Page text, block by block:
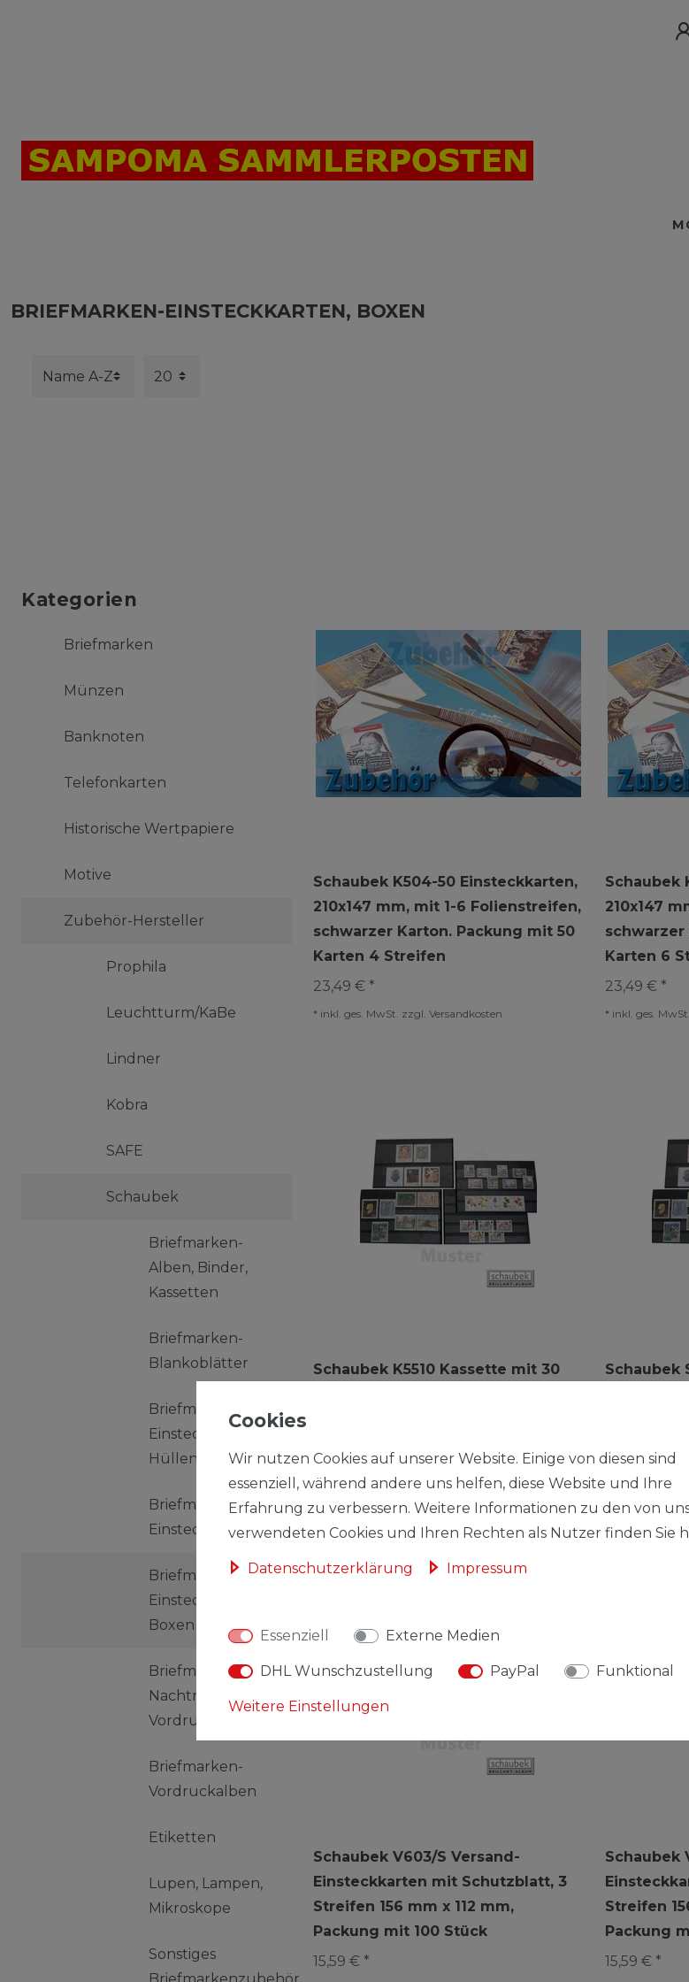
BRIEFMARKEN-EINSTECKKARTEN, BOXEN
Kategorien
Briefmarken
Münzen
Banknoten
Telefonkarten
Historische Wertpapiere
Motive
Zubehör-Hersteller
Prophila
Leuchtturm/KaBe
Lindner
Kobra
SAFE
Schaubek
Briefmarken-
Alben, Binder,
Kassetten
Briefmarken-
Blankoblätter
Briefmarken-
Einsteckblätter,
Hüllen
Briefmarken-
Einsteckbücher
Briefmarken-
Einsteckkarten,
Boxen
Briefmarken-
Nachträge,
Vordrucke
Briefmarken-
Vordruckalben
Etiketten
Lupen, Lampen,
Mikroskope
Sonstiges
Schaubek K504-50 Einsteckkarten,
210x147 mm, mit 1-6 Folienstreifen,
schwarzer Karton. Packung mit 50
Karten 4 Streifen
23,49 € *
* inkl. ges. MwSt. zzgl. Versandkosten
Schaubek
210x147
schwarzer
Karten 6
23,49 € *
* inkl. ges. MwSt.
Schaubek K5510 Kassette mit 30
*inkl. ges. MwSt. Versandkosten
Schaubek
* inkl. ges. MwSt.
Schaubek V603/S Versand-
Einsteckkarten mit Schutzblatt, 3
Streifen 156 mm x 112 mm,
Packung mit 100 Stück
15,59 € *
Schaubek
Streifen
Packung
15,59 € *
Cookies
Wir nutzen Cookies auf unserer Website. Einige von diesen sind
essenziell, während andere uns helfen, diese Website und Ihre
Erfahrung zu verbessern. Weitere Informationen zu den von
verwendeten Cookies und Ihren Rechten als Nutzer finden Sie
Daten­schutz­erklärung Impressum
Essenziell Externe Medien
DHL Wunschzustellung PayPal Funktional
Weitere Einstellungen